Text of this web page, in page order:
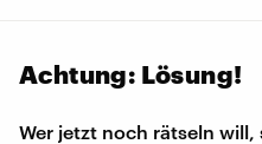
Achtung: Lösung!
Wer jetzt noch rätseln